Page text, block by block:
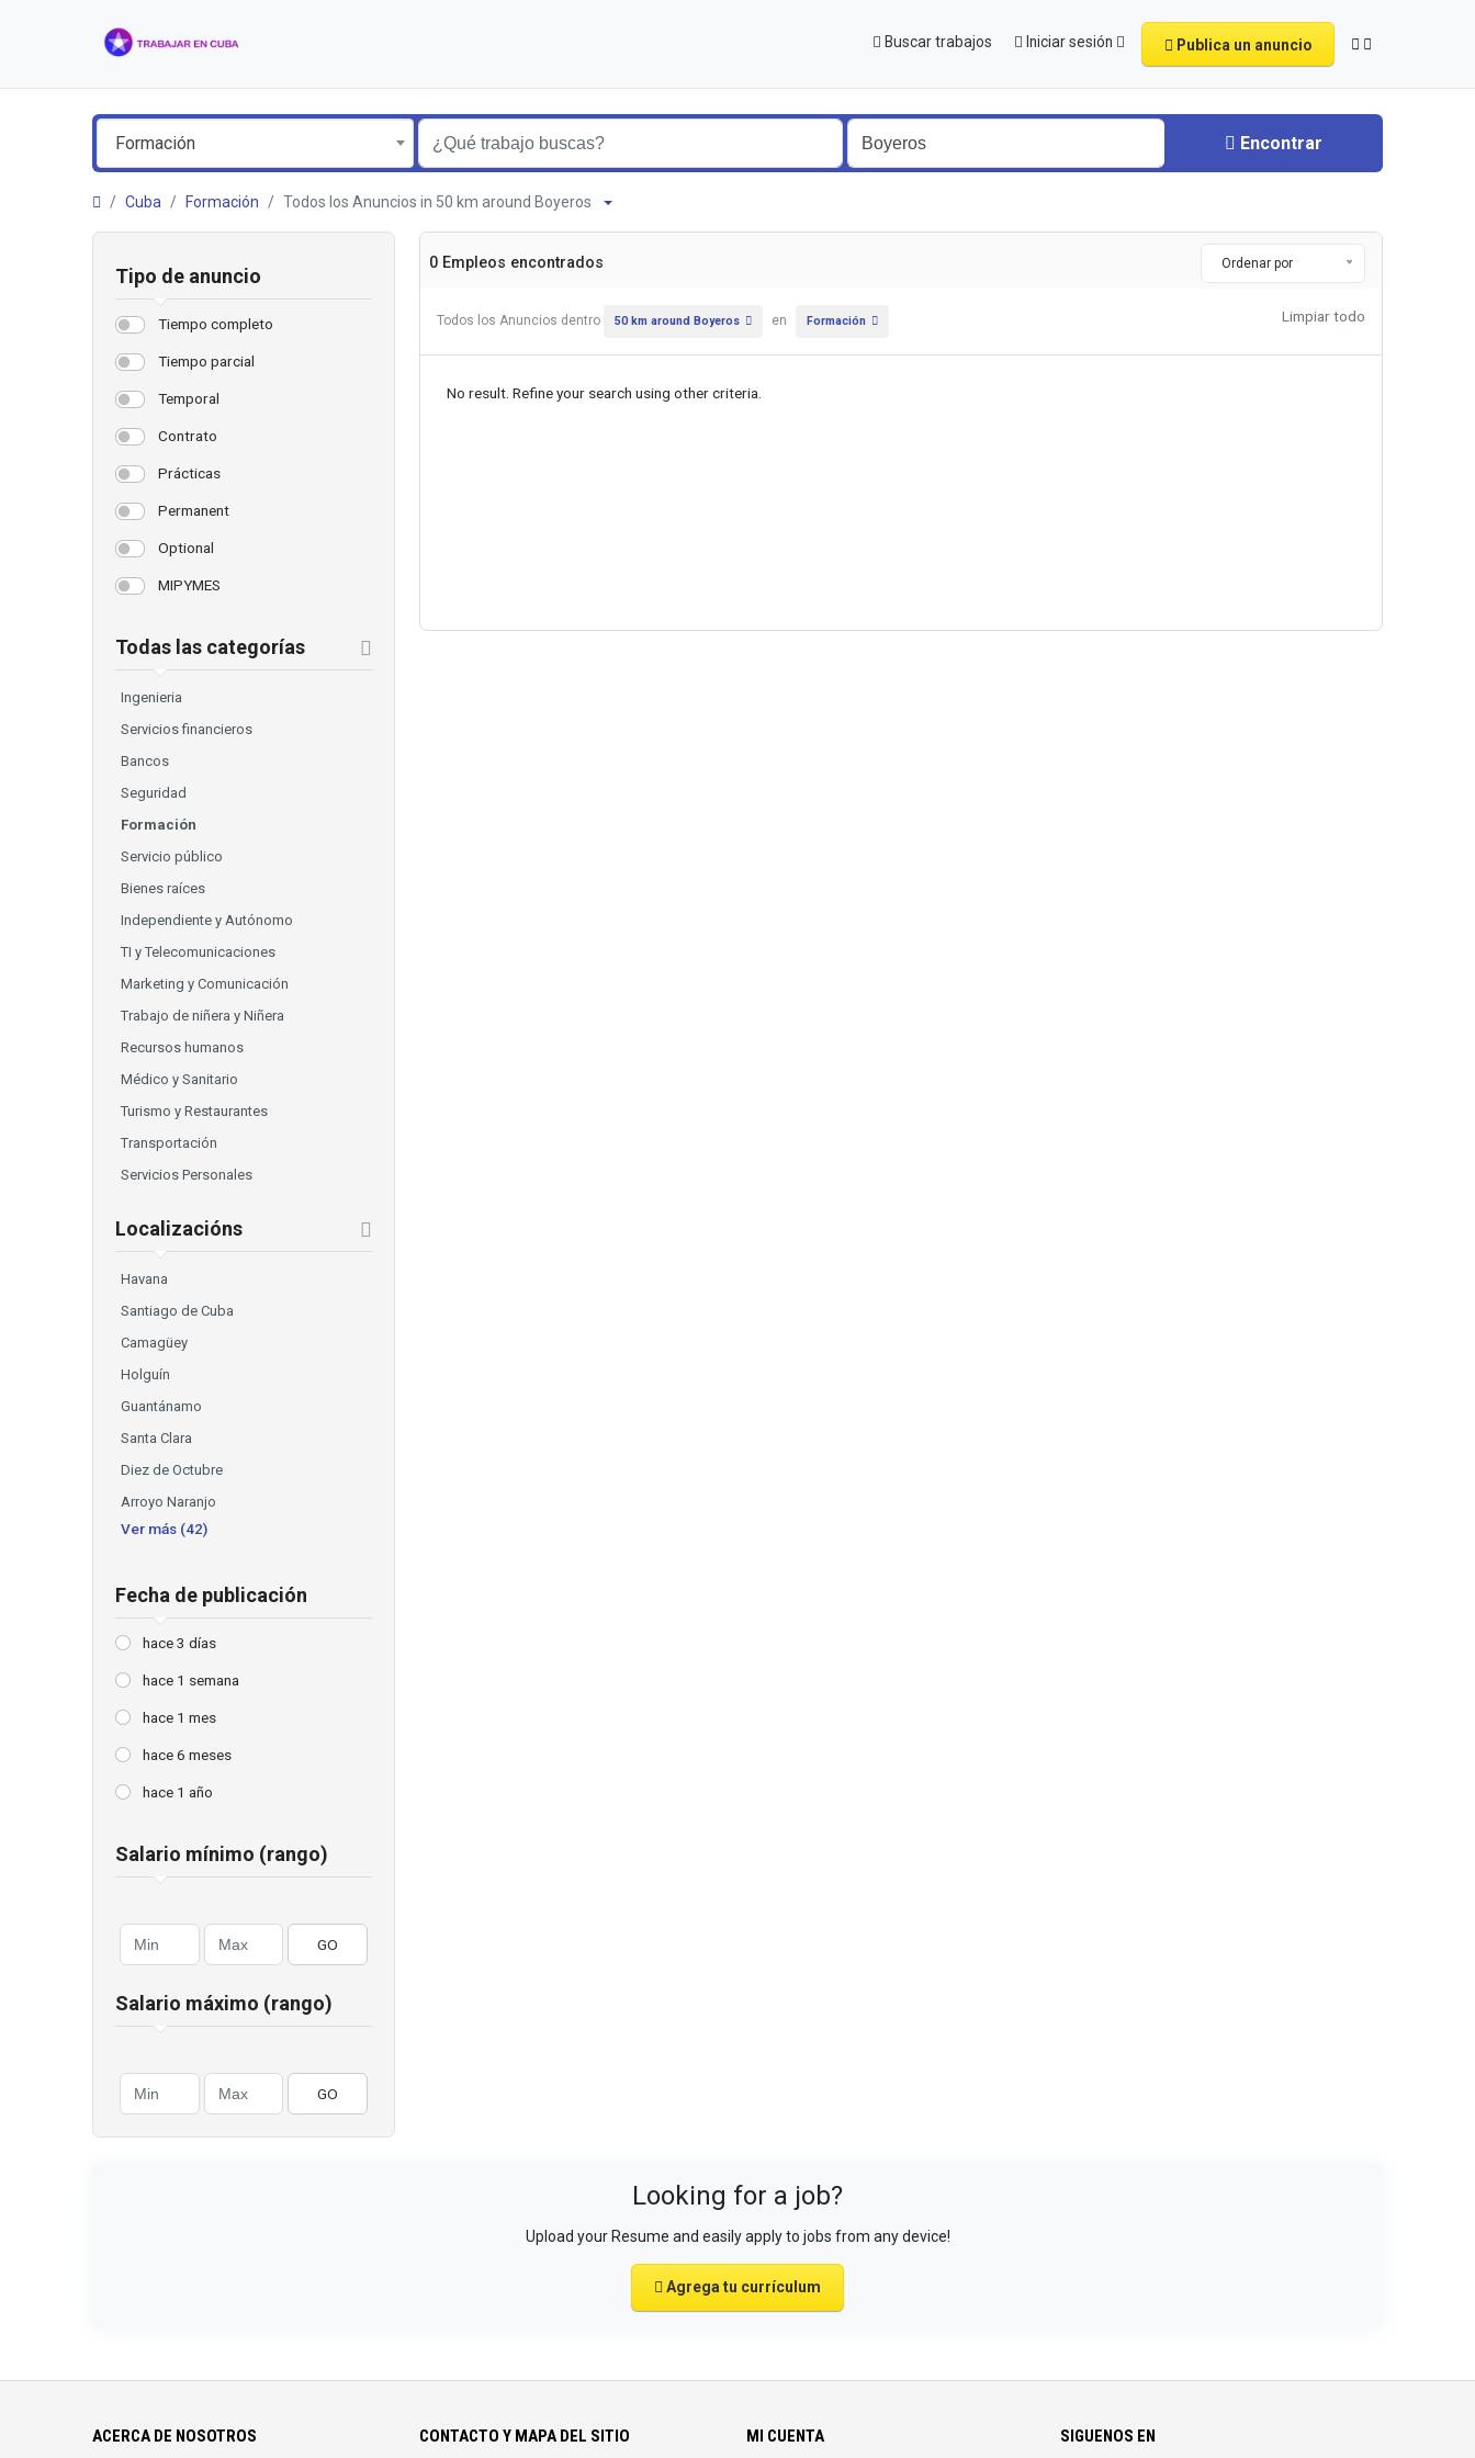
Buscar trabajos Iniciar sesión Publica un anuncio
Formación Encontrar
Cuba Formación Todos los Anuncios in 50 km around Boyeros
Tipo de anuncio
Tiempo completo
Tiempo parcial
Temporal
Contrato
Prácticas
Permanent
Optional
MIPYMES
Todas las categorías
Ingenieria
Servicios financieros
Bancos
Seguridad
Formación
Servicio público
Bienes raíces
Independiente y Autónomo
TI y Telecomunicaciones
Marketing y Comunicación
Trabajo de niñera y Niñera
Recursos humanos
Médico y Sanitario
Turismo y Restaurantes
Transportación
Servicios Personales
Localizacións
Havana
Santiago de Cuba
Camagüey
Holguín
Guantánamo
Santa Clara
Diez de Octubre
Arroyo Naranjo
Ver más (42)
Fecha de publicación
hace 3 días
hace 1 semana
hace 1 mes
hace 6 meses
hace 1 año
Salario mínimo (rango)
GO
Salario máximo (rango)
GO
0 Empleos encontrados Ordenar por
Todos los Anuncios dentro 50 km around Boyeros en Formación Limpiar todo
No result. Refine your search using other criteria.
Looking for a job?
Upload your Resume and easily apply to jobs from any device!
Agrega tu currículum
ACERCA DE NOSOTROS CONTACTO Y MAPA DEL SITIO MI CUENTA SIGUENOS EN